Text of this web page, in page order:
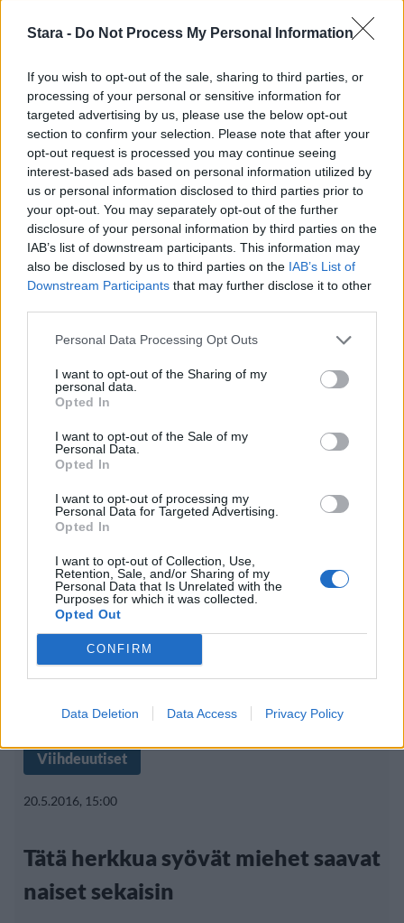
Stara - Do Not Process My Personal Information
If you wish to opt-out of the sale, sharing to third parties, or
processing of your personal or sensitive information for
targeted advertising by us, please use the below opt-out
section to confirm your selection. Please note that after your
opt-out request is processed you may continue seeing
interest-based ads based on personal information utilized by
us or personal information disclosed to third parties prior to
your opt-out. You may separately opt-out of the further
disclosure of your personal information by third parties on the
IAB’s list of downstream participants. This information may
also be disclosed by us to third parties on the IAB’s List of
Downstream Participants that may further disclose it to other
Personal Data Processing Opt Outs
I want to opt-out of the Sharing of my
personal data.
Opted In
I want to opt-out of the Sale of my
Personal Data.
Opted In
I want to opt-out of processing my
Personal Data for Targeted Advertising.
Opted In
I want to opt-out of Collection, Use,
Retention, Sale, and/or Sharing of my
Personal Data that Is Unrelated with the
Purposes for which it was collected.
Opted Out
CONFIRM
Data Deletion Data Access Privacy Policy
Perinteisesti alkupalojen päälle levitettynä
tarjoiltu hummus ei ole saavuttanut vielä
Luetuimmat
PÄIVÄ VIIKKO KUUKAUSI
Leskeneläke ei kuulu kaikille – Kela
muistuttaa tärkeästä ikärajasta
Sääennuste ulottuu nyt marraskuulle – tältä
näyttää syksyn sää
Finnairin lennoista osan lentää jatkossa
rajoitus
Kela voi leikata tukia ulkomaanmatkan
vuoksi
Viihdeuutiset
20.5.2016, 15:00
Tätä herkkua syövät miehet saavat
naiset sekaisin